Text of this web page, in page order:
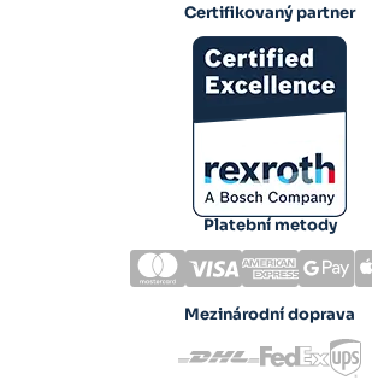
Certifikovaný partner
Platební metody
Mezinárodní doprava